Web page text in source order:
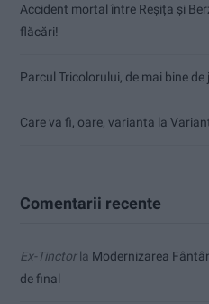
Accident mortal între Reșița și
flăcări!
Parcul Tricolorului, de mai bine
Care va fi, oare, varianta la
Comentarii recente
Ex-Tinctorla Modernizarea
de final